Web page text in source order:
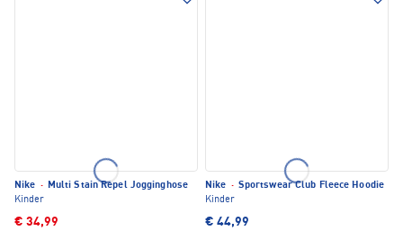
Nike · Multi Stain Repel Jogginghose
Kinder
€ 34,99
Nike · Sportswear Club Fleece Hoodie
Kinder
€ 44,99